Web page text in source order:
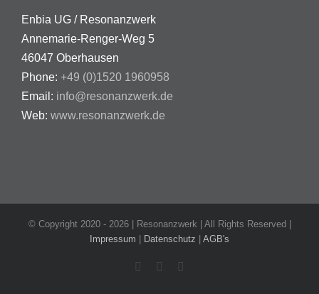
Enbia UG / Resonanzwerk
Annemarie-Renger-Weg 5
46047 Oberhausen
Phone: +49 (0)1520 1960958
Email: info@resonanzwerk.de
Web: www.resonanzwerk.de
© Copyright 2020 - 2026 | Resonanzwerk | All Rights Reserved |
Impressum | Datenschutz | AGB's
FacebookInstagram